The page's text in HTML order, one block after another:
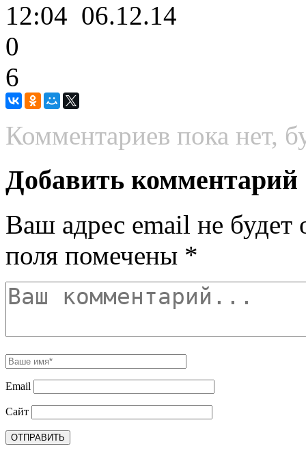
12:04 06.12.14
0
6
Комментариев пока нет,
Добавить комментарий
Ваш адрес email не будет
поля помечены *
Email
Сайт